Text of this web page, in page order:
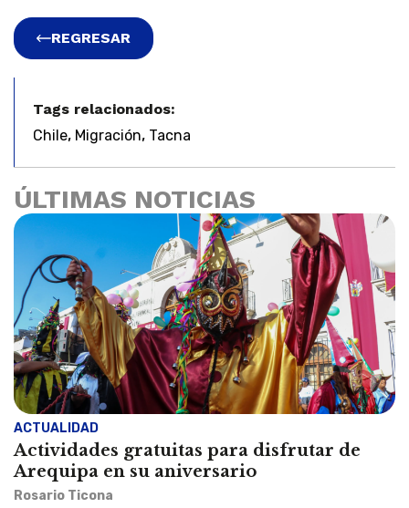
REGRESAR
Tags relacionados:
Chile, Migración, Tacna
ÚLTIMAS NOTICIAS
ACTUALIDAD
Actividades gratuitas para disfrutar de
Arequipa en su aniversario
Rosario Ticona